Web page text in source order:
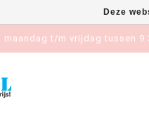
maandag t/m vrijdag tussen
Deze